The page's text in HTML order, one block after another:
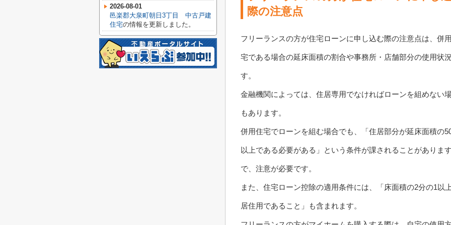
際の注意点
フリーランスの方が住宅ローンに申し込む際の注意点は、併
宅である場合の延床面積の割合や事務所・店舗部分の使用状
す。
金融機関によっては、住居専用でなければローンを組めない
もあります。
併用住宅でローンを組む場合でも、「住居部分が延床面積の
以上である必要がある」という条件が課されることがありま
で、注意が必要です。
また、住宅ローン控除の適用条件には、「床面積の2分の1以
居住用であること」も含まれます。
2026-08-01
邑楽郡大泉町朝日3丁目 中古戸建
住宅の情報を更新しました。